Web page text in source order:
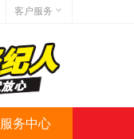
客户服务
网站地图
网站简介
务中心